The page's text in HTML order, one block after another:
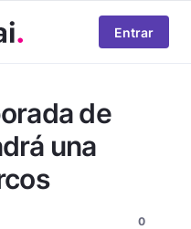
Entrar
de
una
0